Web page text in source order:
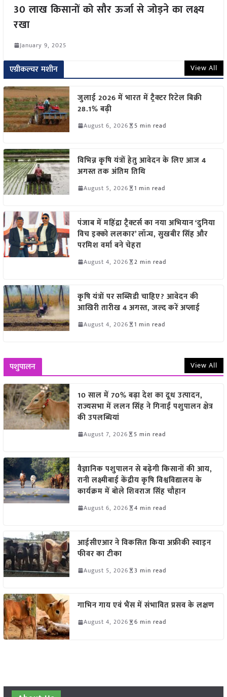
30 लाख किसानों को सौर ऊर्जा से जोड़ने का लक्ष्य
रखा
January 9, 2025
एग्रीकल्चर मशीन View All
जुलाई 2026 में भारत में ट्रैक्टर रिटेल बिक्री
28.1% बढ़ी
August 6, 2026 5 min read
विभिन्न कृषि यंत्रों हेतु आवेदन के लिए आज 4
अगस्त तक अंतिम तिथि
August 5, 2026 1 min read
पंजाब में महिंद्रा ट्रैक्टर्स का नया अभियान ‘दुनिया
विच इक्को ललकार’ लॉन्च, सुखबीर सिंह और
परमिश वर्मा बने चेहरा
August 4, 2026 2 min read
कृषि यंत्रों पर सब्सिडी चाहिए? आवेदन की
आखिरी तारीख 4 अगस्त, जल्द करें अप्लाई
August 4, 2026 1 min read
पशुपालन View All
10 साल में 70% बढ़ा देश का दूध उत्पादन,
राज्यसभा में ललन सिंह ने गिनाईं पशुपालन क्षेत्र
की उपलब्धियां
August 7, 2026 5 min read
वैज्ञानिक पशुपालन से बढ़ेगी किसानों की आय,
रानी लक्ष्मीबाई केंद्रीय कृषि विश्वविद्यालय के
कार्यक्रम में बोले शिवराज सिंह चौहान
August 6, 2026 4 min read
आईसीएआर ने विकसित किया अफ्रीकी स्वाइन
फीवर का टीका
August 5, 2026 3 min read
गाभिन गाय एवं भैंस में संभावित प्रसव के लक्षण
August 4, 2026 6 min read